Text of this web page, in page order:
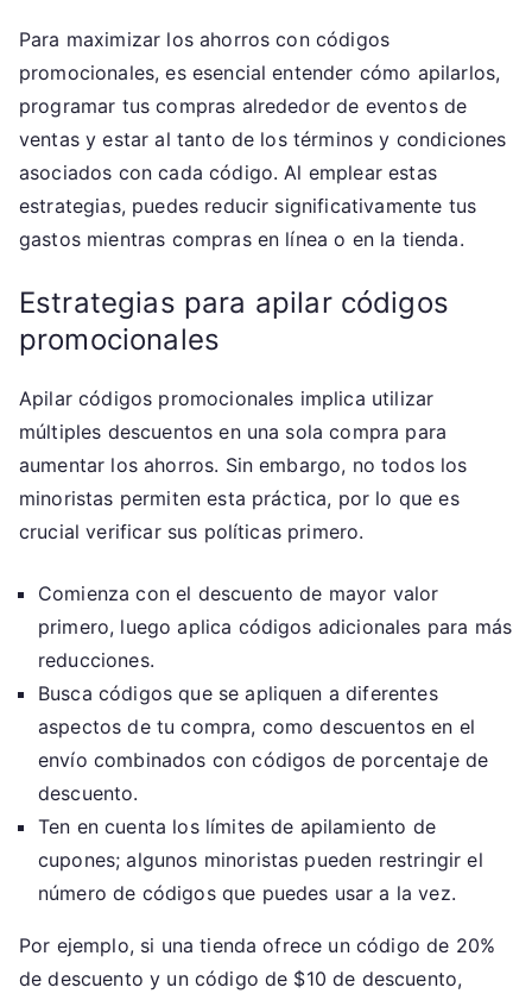
Para maximizar los ahorros con códigos
promocionales, es esencial entender cómo apilarlos,
programar tus compras alrededor de eventos de
ventas y estar al tanto de los términos y condiciones
asociados con cada código. Al emplear estas
estrategias, puedes reducir significativamente tus
gastos mientras compras en línea o en la tienda.
Estrategias para apilar códigos
promocionales
Apilar códigos promocionales implica utilizar
múltiples descuentos en una sola compra para
aumentar los ahorros. Sin embargo, no todos los
minoristas permiten esta práctica, por lo que es
crucial verificar sus políticas primero.
Comienza con el descuento de mayor valor
primero, luego aplica códigos adicionales para más
reducciones.
Busca códigos que se apliquen a diferentes
aspectos de tu compra, como descuentos en el
envío combinados con códigos de porcentaje de
descuento.
Ten en cuenta los límites de apilamiento de
cupones; algunos minoristas pueden restringir el
número de códigos que puedes usar a la vez.
Por ejemplo, si una tienda ofrece un código de 20%
de descuento y un código de $10 de descuento,